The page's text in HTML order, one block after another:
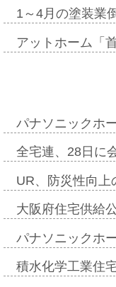
1～4月の塗装業
アットホーム「
パナソニックホ
全宅連、28日に
UR、防災性向
大阪府住宅供給
パナソニックホ
積水化学工業住